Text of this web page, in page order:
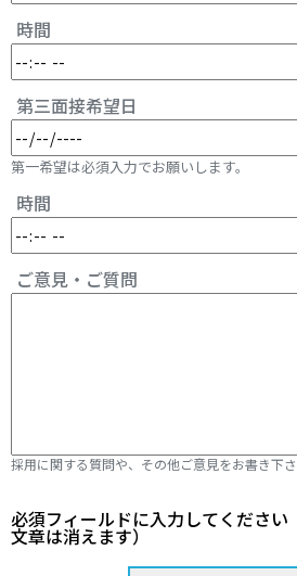
時間
第三面接希望日
第一希望は必須入力でお願いします。
時間
ご意見・ご質問
採用に関する質問や、その他ご意見をお書き下さ
必須フィールドに入力してください
文章は消えます）